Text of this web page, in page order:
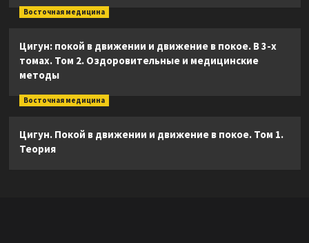
Восточная медицина
Цигун: покой в движении и движение в покое. В 3-х
томах. Том 2. Оздоровительные и медицинские
методы
Восточная медицина
Цигун. Покой в движении и движение в покое. Том 1.
Теория